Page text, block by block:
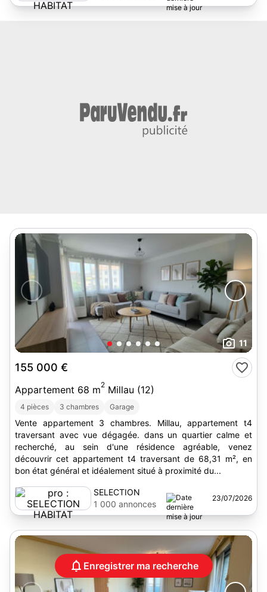
11
155 000 €
Appartement 68 m2 Millau (12)
4 pièces 3 chambres Garage
Vente appartement 3 chambres. Millau, appartement t4
traversant avec vue dégagée. dans un quartier calme et
recherché, au sein d'une résidence agréable, venez
découvrir cet appartement t4 traversant de 68,31 m², en
bon état général et idéalement situé à proximité du...
SELECTION
HABITAT
1 000 annonces
23/07/2026
Enregistrer ma recherche